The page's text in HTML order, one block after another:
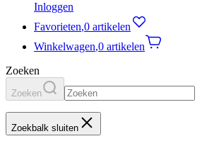
Inloggen
Favorieten,0 artikelen
Winkelwagen,0 artikelen
Zoeken
Zoeken
Zoekbalk sluiten